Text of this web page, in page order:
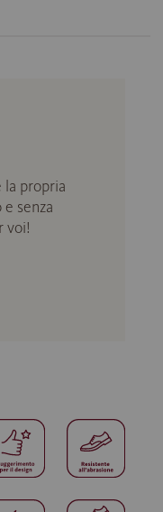
la propria
senza
voi!